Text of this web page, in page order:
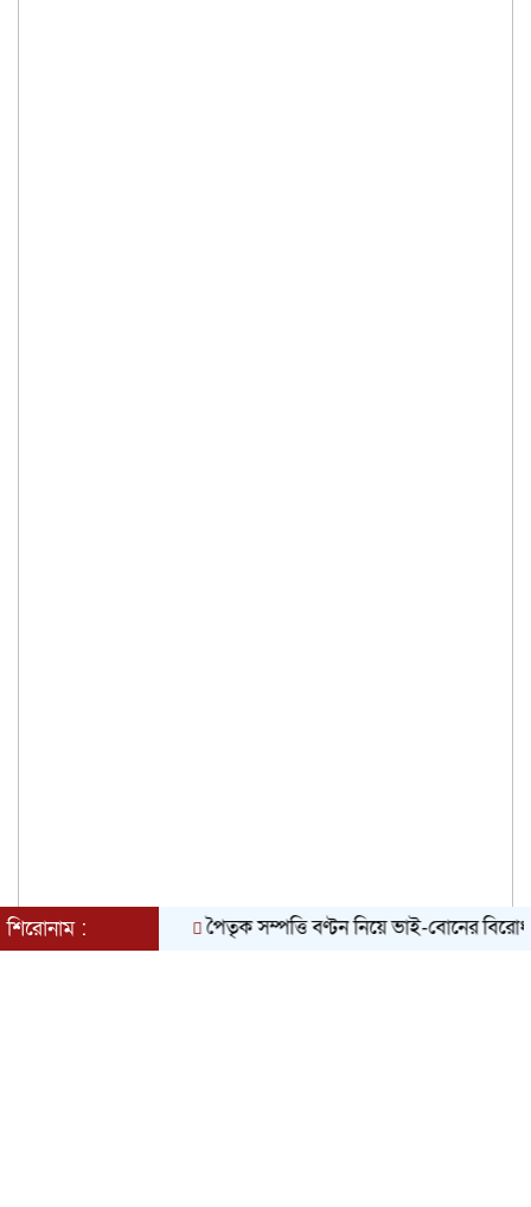
শিরোনাম : পৈতৃক সম্পত্তি বণ্টন নিয়ে ভাই-বোনের বিরোধ,